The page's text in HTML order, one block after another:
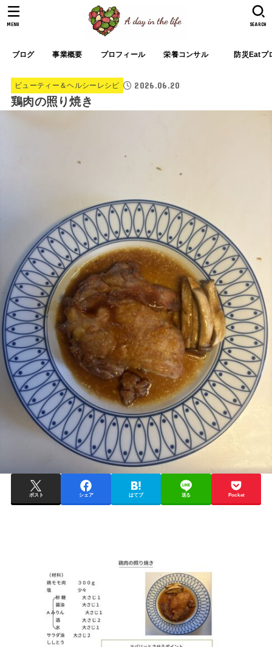
ブログ 事業概要 プロフィール 栄養コンサル 防災Eatプ
SEARCH
MENU
ビューティー＆ヘルシーレシピ 2026.06.20
鶏肉の照り焼き
ポスト シェア はてブ 送る Pocket